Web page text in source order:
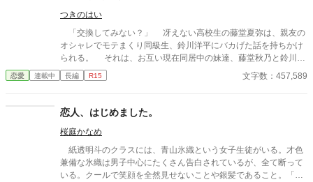
る。 この溺愛っぷり、いつまで「家族」で通せるのか？ 甘すぎる
日常が、悠太の鈍感な理性を溶かし尽くす――最初からクライマ
ックスの、超高濃度イチャイチャ・ラブコメ、開幕！
つきのはい
「交換してみない？」 冴えない高校生の藤堂夏弥は、親友の
オシャレでモテまくり同級生、鈴川洋平にバカげた話を持ちかけ
られる。 それは、お互い現在同居中の妹達、藤堂秋乃と鈴川美
咲を交換して生活しようというものだった。 鈴川美咲は、美男
子の洋平に勝るとも劣らない美少女なのだけれど、男子に嫌悪感
と冷めがちな女子の距離感が、二人暮らしのなかで徐々に変わっ
恋愛 連載中 長編 R15 文字数：457,589
恋人、はじめました。
桜庭かなめ
紙透明斗のクラスには、青山氷織という女子生徒がいる。才色
兼備な氷織は男子中心にたくさん告白されているが、全て断って
いる。クールで笑顔を全然見せないことや銀髪であること。「氷